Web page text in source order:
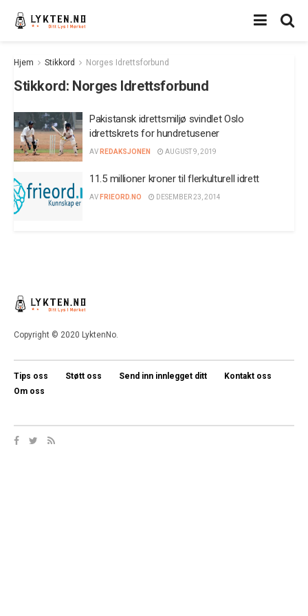
Hjem Stikkord Norges Idrettsforbund
Stikkord: Norges Idrettsforbund
Pakistansk idrettsmiljø svindlet Oslo
idrettskrets for hundretusener
AV REDAKSJONEN AUGUST 9, 2019
11.5 millioner kroner til flerkulturell idrett
AV FRIEORD.NO DESEMBER 23, 2014
Copyright © 2020 LyktenNo.
Tips oss Støtt oss Send inn innlegget ditt
Kontakt oss
Om oss